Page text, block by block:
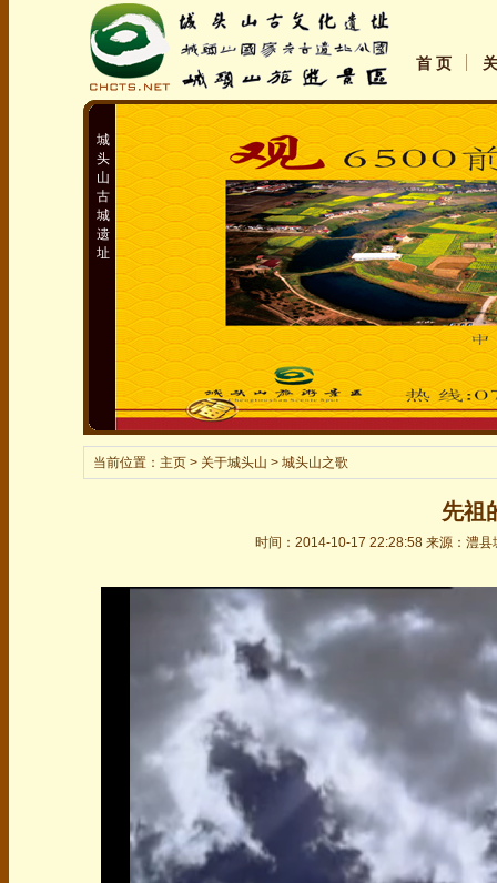
首 页
城
头
山
古
城
遗
址
当前位置： 主页> 关于城头山 > 城头山之歌
先祖
时间：2014-10-17 22:28:58 来源：澧